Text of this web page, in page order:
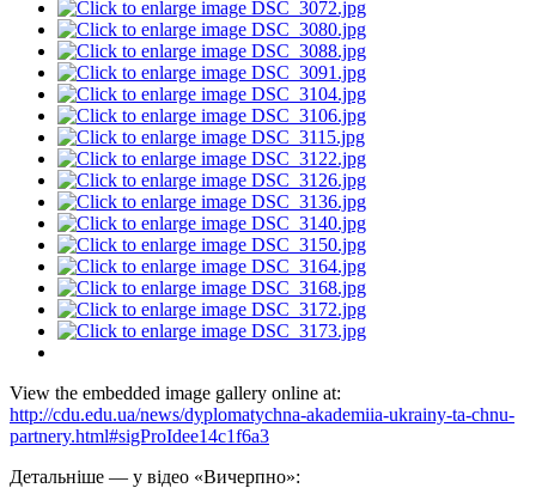
View the embedded image gallery online at:
http://cdu.edu.ua/news/dyplomatychna-akademiia-ukrainy-ta-chnu-
partnery.html#sigProIdee14c1f6a3
Детальніше — у відео «Вичерпно»: